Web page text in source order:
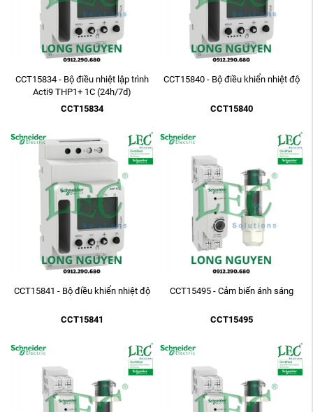
CCT15834 - Bộ điều nhiệt lập trình
Acti9 THP1+ 1C (24h/7d)
CCT15834
CCT15840 - Bộ điều khiển nhiệt độ
CCT15840
CCT15841 - Bộ điều khiển nhiệt độ
CCT15841
CCT15495 - Cảm biến ánh sáng
CCT15495